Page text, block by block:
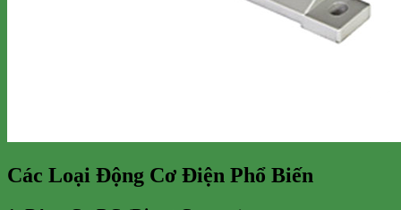
Các Loại Động Cơ Điện Phổ Biến